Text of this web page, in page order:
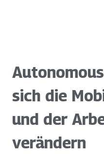
sich die
und der
verändern